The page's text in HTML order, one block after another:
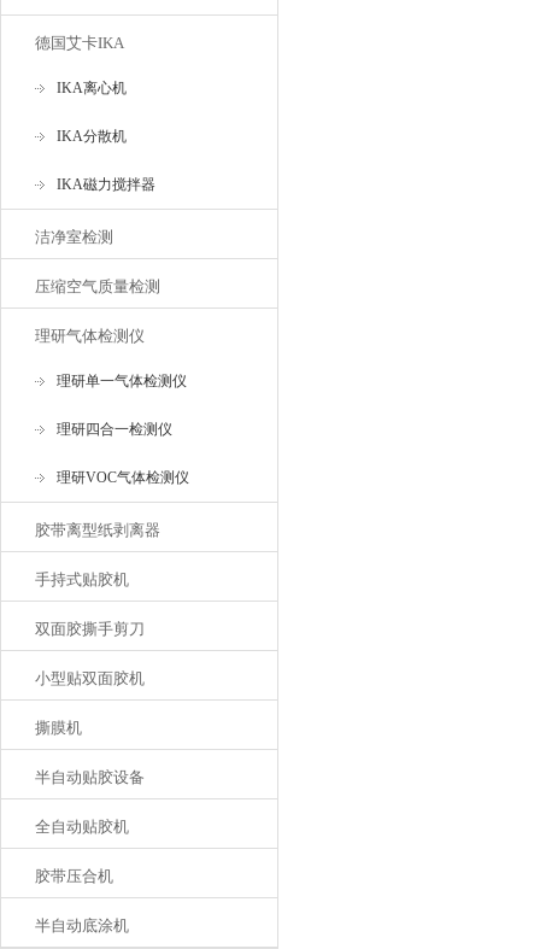
德国艾卡IKA
IKA离心机
IKA分散机
IKA磁力搅拌器
洁净室检测
压缩空气质量检测
理研气体检测仪
理研单一气体检测仪
理研四合一检测仪
理研VOC气体检测仪
胶带离型纸剥离器
手持式贴胶机
双面胶撕手剪刀
小型贴双面胶机
撕膜机
半自动贴胶设备
全自动贴胶机
胶带压合机
半自动底涂机